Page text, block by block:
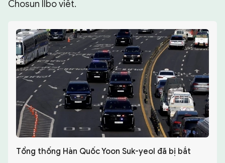
Chosun Ilbo viết.
Tổng thống Hàn Quốc Yoon Suk-yeol đã bị bắt